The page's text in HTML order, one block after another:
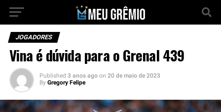
JOGADORES
Vina é dúvida para o Grenal 439
Published 3 anos ago on 20 de maio de 2023
By Gregory Felipe